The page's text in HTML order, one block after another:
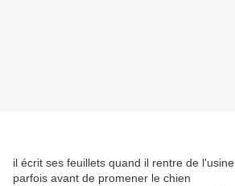
il écrit ses feuillets quand il rentre de l'usine
parfois avant de promener le chien